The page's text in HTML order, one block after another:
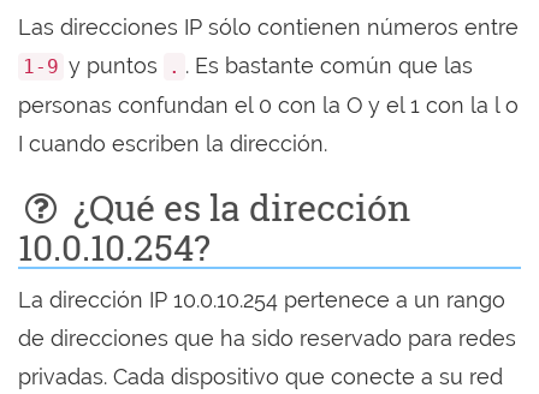
Las direcciones IP sólo contienen números entre
1-9 y puntos . . Es bastante común que las
personas confundan el 0 con la O y el 1 con la l o
I cuando escriben la dirección.
¿Qué es la dirección
10.0.10.254?
La dirección IP 10.0.10.254 pertenece a un rango
de direcciones que ha sido reservado para redes
privadas. Cada dispositivo que conecte a su red